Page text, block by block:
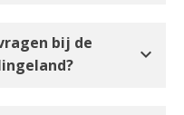
bij de
expand_more